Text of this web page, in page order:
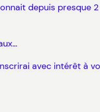
depuis presque
avec intérêt à